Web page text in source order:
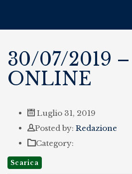
30/07/2019
ONLINE
Luglio 31, 2019
Posted by: Author
Redazione
Category:
Scarica